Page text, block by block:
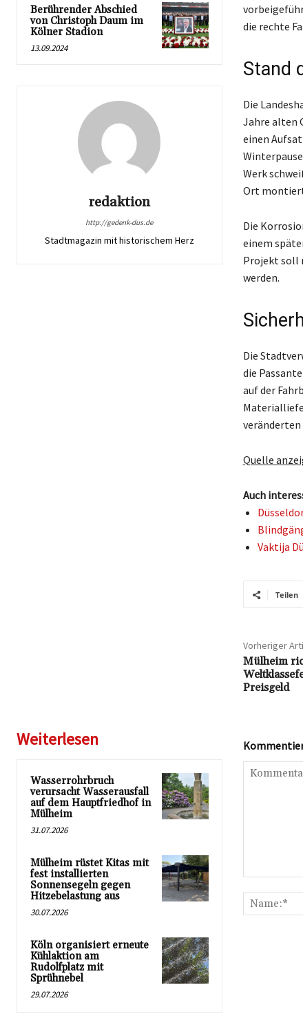
Berührender Abschied
von Christoph Daum im
Kölner Stadion
13.09.2024
redaktion
http://gedenk-dus.de
Stadtmagazin mit historischem Herz
die rechte
Stand
Die
Jahre alten
einen
Werk
Ort
Die
einem
Projekt soll
werden.
Die
die
auf der
veränderten
Quelle
Auch
Vaktija
Teilen
Vorheriger
Mülheim
Preisgeld
Weiterlesen
Wasserrohrbruch
verursacht Wasserausfall
auf dem Hauptfriedhof in
Mülheim
31.07.2026
Mülheim rüstet Kitas mit
fest installierten
Sonnensegeln gegen
Hitzebelastung aus
30.07.2026
Köln organisiert erneute
Kühlaktion am
Rudolfplatz mit
Sprühnebel
29.07.2026